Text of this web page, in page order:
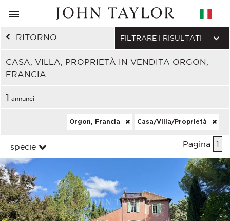
RITORNO
CASA, VILLA, PROPRIETÀ IN VENDITA ORGON,
FRANCIA
FILTRARE I RISULTATI
1 annunci
Orgon, Francia Casa/Villa/Proprietà
specie Pagina 1